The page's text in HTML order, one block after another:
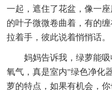
一起，遮住了花盆，像一
的叶子微微卷曲着，有的
拉着手，彼此说着悄悄话。
妈妈告诉我，绿萝能
氧气，真是室内"绿色净化
萝的特点，如果有机会，你